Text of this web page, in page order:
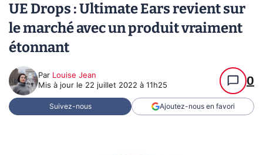
UE Drops : Ultimate Ears revient sur
le marché avec un produit vraiment
étonnant
Par Louise Jean
Mis à jour le 22 juillet 2022 à 11h25 0
Suivez-nous Ajoutez-nous en favori